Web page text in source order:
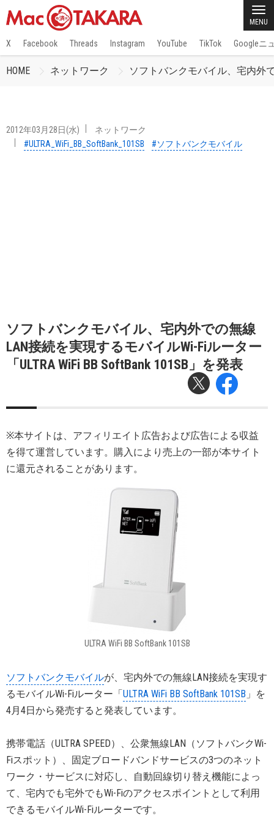
MENU
X Facebook Threads Instagram YouTube TikTok Googleニ
HOME ネットワーク ソフトバンクモバイル、宅内外
2012年03月28日(水)
ネットワーク
#ULTRA_WiFi_BB_SoftBank_101SB
#ソフトバンクモバイル
ソフトバンクモバイル、宅内外での無線
LAN接続を実現するモバイルWi-Fiルーター
「ULTRA WiFi BB SoftBank 101SB」を発表
※本サイトは、アフィリエイト広告および広告による収益
を得て運営しています。購入により売上の一部が本サイト
に還元されることがあります。
ULTRA WiFi BB SoftBank 101SB
ソフトバンクモバイルが、宅内外での無線LAN接続を実現す
るモバイルWi-Fiルーター「ULTRA WiFi BB SoftBank 101SB 」を
4月4日から発売すると発表しています。
携帯電話（ULTRA SPEED）、公衆無線LAN（ソフトバンクWi-
Fiスポット）、固定ブロードバンドサービスの3つのネット
ワーク・サービスに対応し、自動回線切り替え機能によっ
て、宅内でも宅外でもWi-Fiのアクセスポイントとして利用
できるモバイルWi-Fiルーターです。